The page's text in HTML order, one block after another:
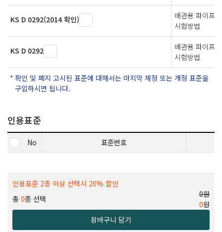
KS D 0292(2014 확인)
배관용 파이프
시험방법
KS D 0292
배관용 파이프
시험방법
확인 및 폐지 고시된 표준에 대해서는 마지막 제정 또는 개정 표준을
구입하시면 됩니다.
인용표준
No 표준번호
인용표준 2종 이상 선택시 20% 할인
총 0종 선택
0원
0원
장바구니 담기